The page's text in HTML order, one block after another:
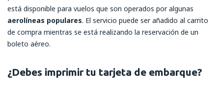
está disponible para vuelos que son operados por algunas
aerolíneas populares. El servicio puede ser añadido al carrito
de compra mientras se está realizando la reservación de un
boleto aéreo.
¿Debes imprimir tu tarjeta de embarque?